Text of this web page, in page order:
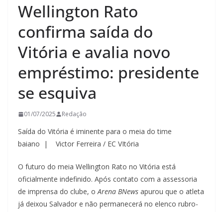
Wellington Rato
confirma saída do
Vitória e avalia novo
empréstimo: presidente
se esquiva
01/07/2025 Redação
Saída do Vitória é iminente para o meia do time
baiano | Victor Ferreira / EC VItória
O futuro do meia Wellington Rato no Vitória está
oficialmente indefinido. Após contato com a assessoria
de imprensa do clube, oArena BNews apurou que o atleta
já deixou Salvador e não permanecerá no elenco rubro-